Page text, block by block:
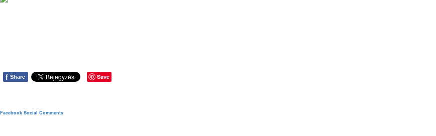
f Share Save
Facebook Social Comments